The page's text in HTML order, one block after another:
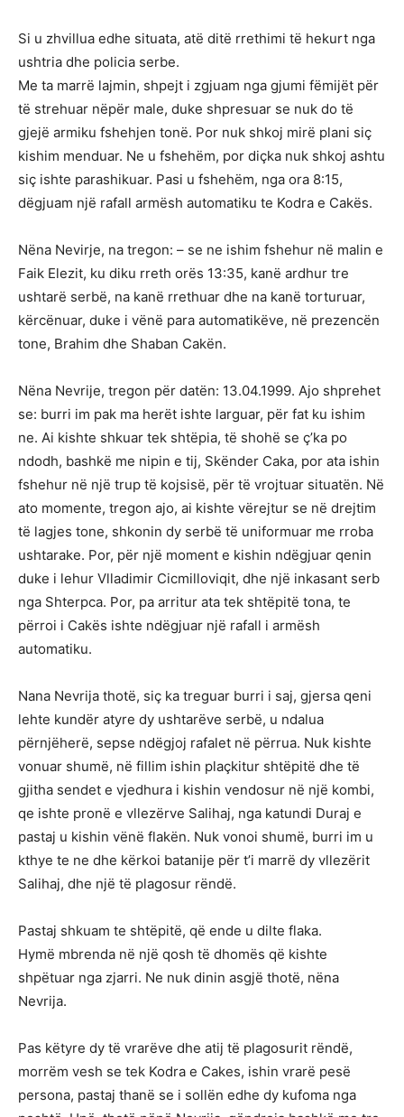
Si u zhvillua edhe situata, atë ditë rrethimi të hekurt nga
ushtria dhe policia serbe.
Me ta marrë lajmin, shpejt i zgjuam nga gjumi fëmijët për
të strehuar nëpër male, duke shpresuar se nuk do të
gjejë armiku fshehjen tonë. Por nuk shkoj mirë plani siç
kishim menduar. Ne u fshehëm, por diçka nuk shkoj ashtu
siç ishte parashikuar. Pasi u fshehëm, nga ora 8:15,
dëgjuam një rafall armësh automatiku te Kodra e Cakës.
Nëna Nevirje, na tregon: – se ne ishim fshehur në malin e
Faik Elezit, ku diku rreth orës 13:35, kanë ardhur tre
ushtarë serbë, na kanë rrethuar dhe na kanë torturuar,
kërcënuar, duke i vënë para automatikëve, në prezencën
tone, Brahim dhe Shaban Cakën.
Nëna Nevrije, tregon për datën: 13.04.1999. Ajo shprehet
se: burri im pak ma herët ishte larguar, për fat ku ishim
ne. Ai kishte shkuar tek shtëpia, të shohë se ç’ka po
ndodh, bashkë me nipin e tij, Skënder Caka, por ata ishin
fshehur në një trup të kojsisë, për të vrojtuar situatën. Në
ato momente, tregon ajo, ai kishte vërejtur se në drejtim
të lagjes tone, shkonin dy serbë të uniformuar me rroba
ushtarake. Por, për një moment e kishin ndëgjuar qenin
duke i lehur Vlladimir Cicmilloviqit, dhe një inkasant serb
nga Shterpca. Por, pa arritur ata tek shtëpitë tona, te
përroi i Cakës ishte ndëgjuar një rafall i armësh
automatiku.
Nana Nevrija thotë, siç ka treguar burri i saj, gjersa qeni
lehte kundër atyre dy ushtarëve serbë, u ndalua
përnjëherë, sepse ndëgjoj rafalet në përrua. Nuk kishte
vonuar shumë, në fillim ishin plaçkitur shtëpitë dhe të
gjitha sendet e vjedhura i kishin vendosur në një kombi,
qe ishte pronë e vllezërve Salihaj, nga katundi Duraj e
pastaj u kishin vënë flakën. Nuk vonoi shumë, burri im u
kthye te ne dhe kërkoi batanije për t’i marrë dy vllezërit
Salihaj, dhe një të plagosur rëndë.
Pastaj shkuam te shtëpitë, që ende u dilte flaka.
Hymë mbrenda në një qosh të dhomës që kishte
shpëtuar nga zjarri. Ne nuk dinin asgjë thotë, nëna
Nevrija.
Pas këtyre dy të vrarëve dhe atij të plagosurit rëndë,
morrëm vesh se tek Kodra e Cakes, ishin vrarë pesë
persona, pastaj thanë se i sollën edhe dy kufoma nga